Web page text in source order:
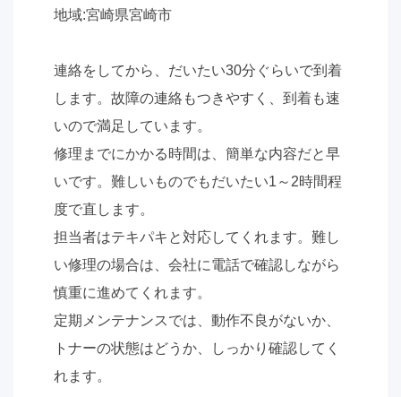
地域:宮崎県宮崎市
連絡をしてから、だいたい30分ぐらいで到着
します。故障の連絡もつきやすく、到着も速
いので満足しています。
修理までにかかる時間は、簡単な内容だと早
いです。難しいものでもだいたい1～2時間程
度で直します。
担当者はテキパキと対応してくれます。難し
い修理の場合は、会社に電話で確認しながら
慎重に進めてくれます。
定期メンテナンスでは、動作不良がないか、
トナーの状態はどうか、しっかり確認してく
れます。